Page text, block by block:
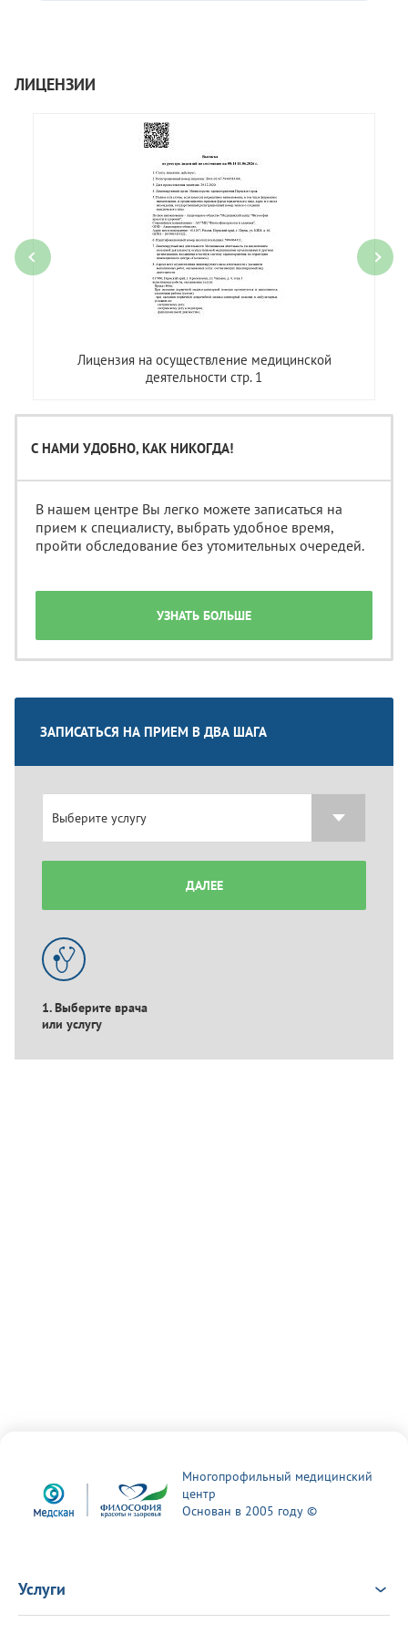
ЛИЦЕНЗИИ
Лицензия на осуществление медицинской
деятельности стр. 1
С НАМИ УДОБНО, КАК НИКОГДА!
В нашем центре Вы легко можете записаться на
прием к специалисту, выбрать удобное время,
пройти обследование без утомительных очередей.
УЗНАТЬ БОЛЬШЕ
ЗАПИСАТЬСЯ НА ПРИЕМ В ДВА ШАГА
ДАЛЕЕ
1. Выберите врача
или услугу
Многопрофильный медицинский
центр
Основан в 2005 году ©
Услуги